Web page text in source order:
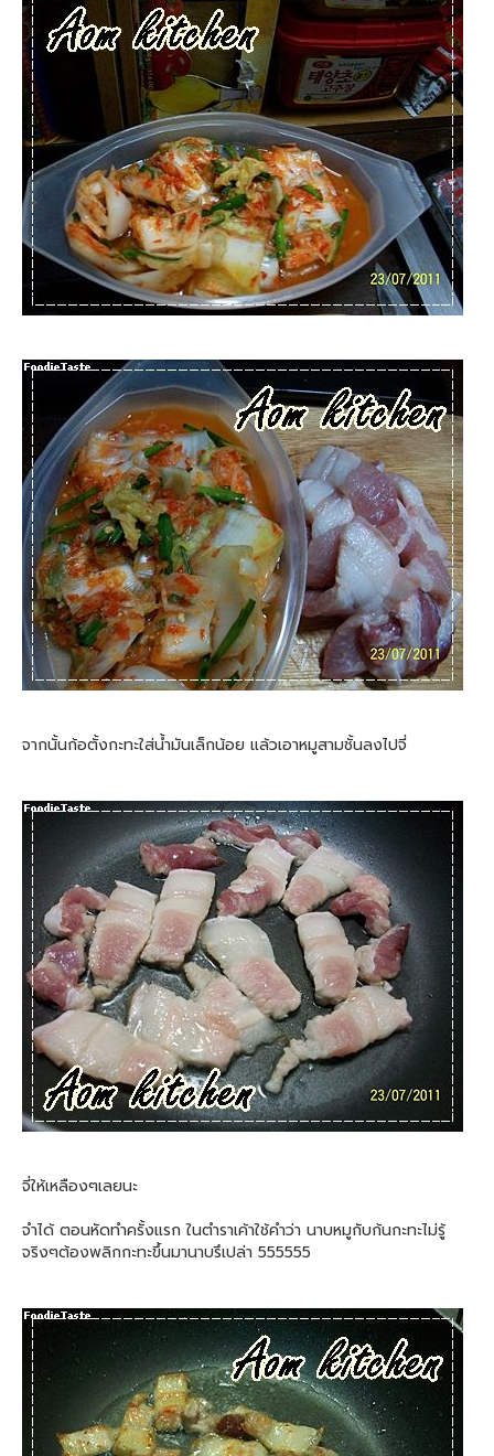
จากนั้นก้อตั้งกะทะใส่น้ำมันเล็กน้อย แล้วเอาหมูสามชั้นลงไปจี่
จี่ให้เหลืองๆเลยนะ
จำได้ ตอนหัดทำครั้งแรก ในตำราเค้าใช้คำว่า นาบหมูกับก้นกะทะไม่รู้
จริงๆต้องพลิกกะทะขึ้นมานาบรึเปล่า 555555